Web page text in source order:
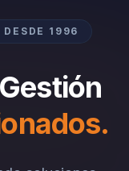
1996